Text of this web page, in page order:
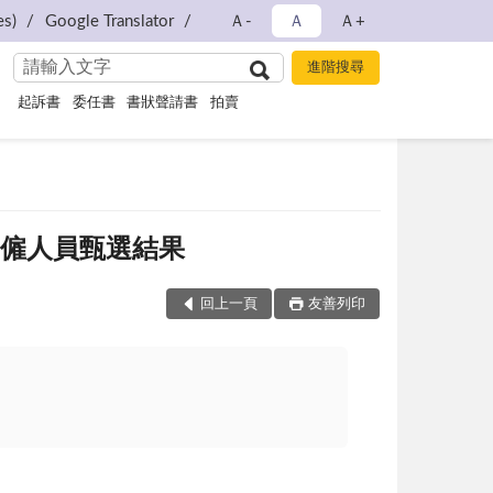
Google Translator Ａ- Ａ Ａ+
起訴書 委任書 書狀聲請書 拍賣
人員甄選結果
回上一頁 友善列印